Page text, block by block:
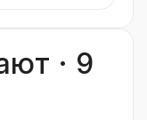
· 9